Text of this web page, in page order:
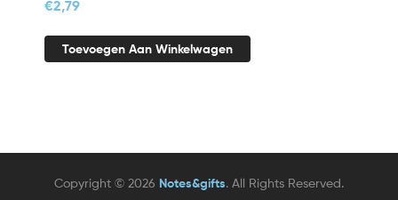
€2,79
Toevoegen Aan Winkelwagen
Copyright © 2026 Notes&gifts. All Rights Reserved.